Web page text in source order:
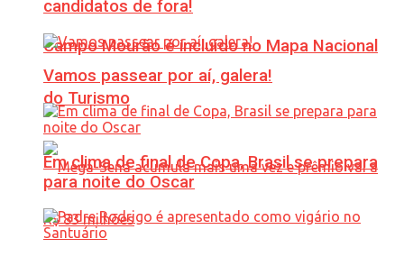
Campo Mourão é incluído no Mapa Nacional
do Turismo
candidatos de fora!
Vamos passear por aí, galera!
Em clima de final de Copa, Brasil se prepara
para noite do Oscar